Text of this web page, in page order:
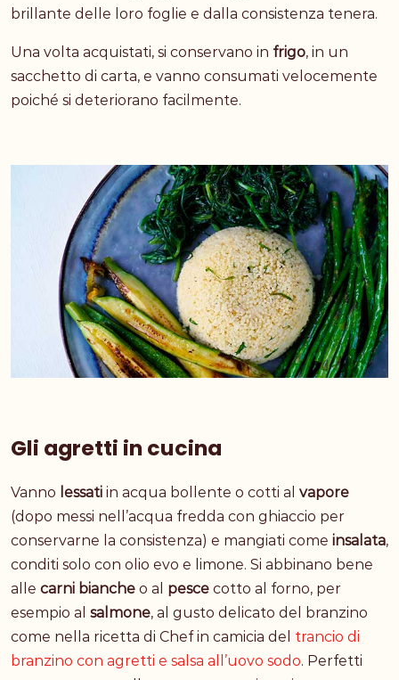
brillante delle loro foglie e dalla consistenza tenera.
Una volta acquistati, si conservano in frigo, in un
sacchetto di carta, e vanno consumati velocemente
poiché si deteriorano facilmente.
Gli agretti in cucina
Vanno lessati in acqua bollente o cotti al vapore
(dopo messi nell’acqua fredda con ghiaccio per
conservarne la consistenza) e mangiati come insalata,
conditi solo con olio evo e limone. Si abbinano bene
alle carni bianche o al pesce cotto al forno, per
esempio al salmone, al gusto delicato del branzino
come nella ricetta di Chef in camicia del trancio di
branzino con agretti e salsa all’uovo sodo. Perfetti